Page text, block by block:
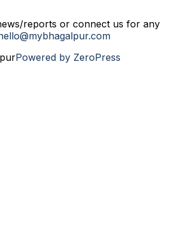
reports or connect us for any
Powered by ZeroPress